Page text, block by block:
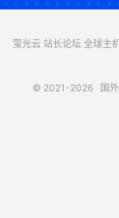
萤光云 站长论坛 全球主
© 2021-2026 国